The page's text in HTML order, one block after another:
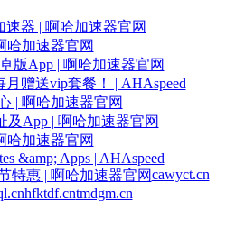
器 | 啊哈加速器官网
哈加速器官网
版App | 啊哈加速器官网
赠送vip套餐！ | AHAspeed
| 啊哈加速器官网
及App | 啊哈加速器官网
哈加速器官网
&amp; Apps | AHAspeed
特惠 | 啊哈加速器官网cawyct.cn
hfktdf.cntmdgm.cn